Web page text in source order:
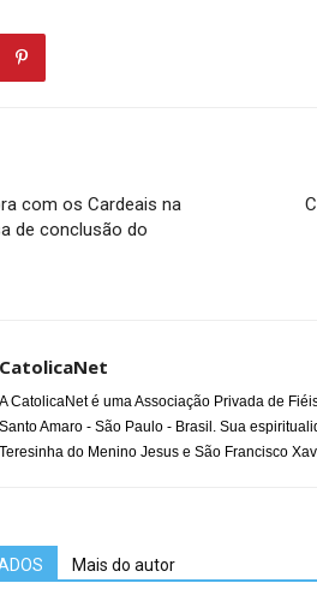
com os Cardeais na
de conclusão do
CatolicaNet
A CatolicaNet é uma Associação Privada de
Santo Amaro - São Paulo - Brasil. Sua
Teresinha do Menino Jesus e São Francisco
Mais do autor